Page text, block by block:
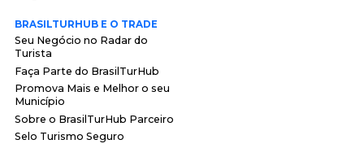
BRASILTURHUB E O TRADE
Seu Negócio no Radar do
Turista
Faça Parte do BrasilTurHub
Promova Mais e Melhor o seu
Município
Sobre o BrasilTurHub Parceiro
Selo Turismo Seguro